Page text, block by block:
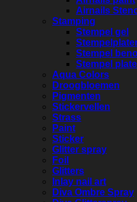
Airnails
Stamping
Stempel gel
Stempel
Stempel
Aqua Colors
Droogbloemen
Pigmenten
Stickervellen
Strass
Paint
Sticker
Glitter spray
Foil
Glitters
Inlay nail art
Diva Ombre Spray